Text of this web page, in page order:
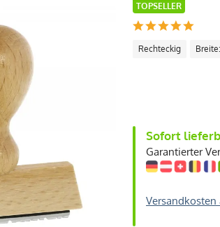
TOPSELLER
Rechteckig
Sofort
Garantierter
Versandkosten